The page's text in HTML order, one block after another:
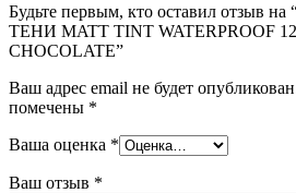
Будьте первым, кто оставил
ТЕНИ MATT TINT WATERPROOF
CHOCOLATE”
Ваш адрес email не будет
помечены *
Ваша оценка *
Ваш отзыв *